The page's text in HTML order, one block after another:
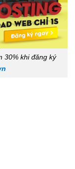
30% khi đăng ký